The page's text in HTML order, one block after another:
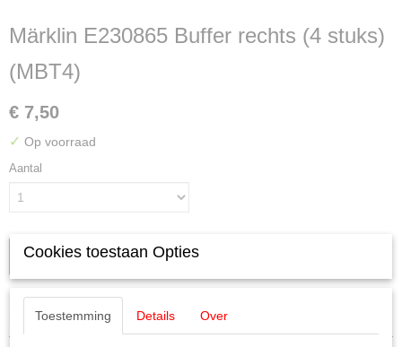
Märklin E230865 Buffer rechts (4 stuks)
(MBT4)
€ 7,50
✓ Op voorraad
Aantal
IN WINKELWAGEN
Specificaties
Cookies toestaan Opties
Toestemming Details Over